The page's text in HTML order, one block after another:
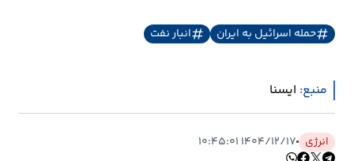
حمله اسرائیل به ایران انبار نفت
منبع: ايسنا
انرژی ۱۴۰۴/۱۲/۱۷ ۱۰:۴۵:۰۱